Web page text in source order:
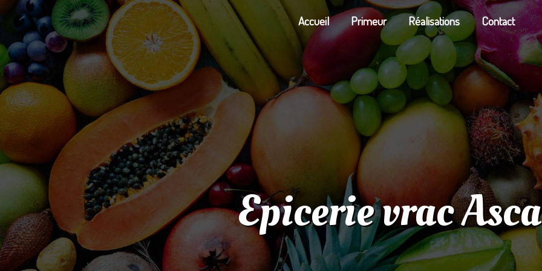
Accueil Primeur Réalisations Contact
Epicerie vrac
Panneau de gestion des cookies